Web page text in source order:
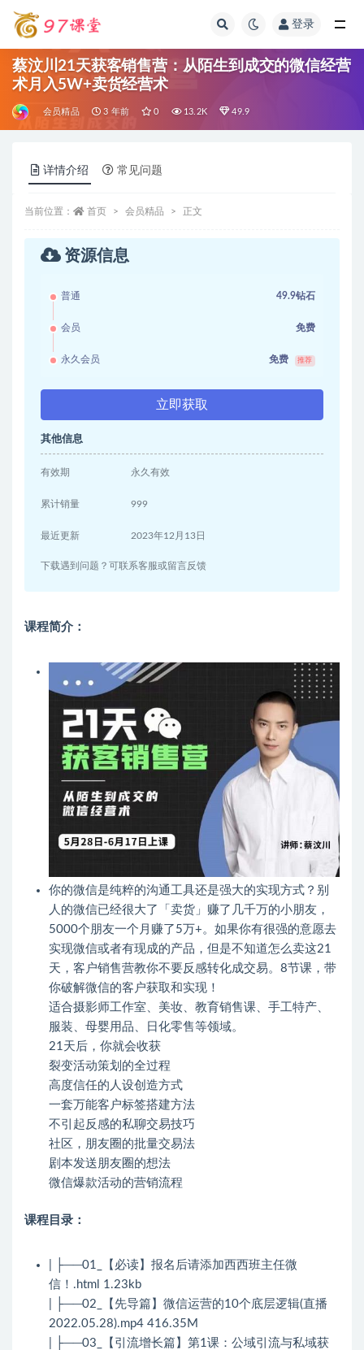
登录
蔡汶川21天获客销售营：从陌生到成交的微信经营
术月入5W+卖货经营术
会员精品 3 年前 0 13.2K 49.9
详情介绍 常见问题
当前位置： 首页 会员精品 正文
资源信息
普通 49.9钻石
会员 免费
永久会员 免费 推荐
立即获取
其他信息
有效期 永久有效
累计销量 999
最近更新 2023年12月13日
下载遇到问题？可联系客服或留言反馈
课程简介：
你的微信是纯粹的沟通工具还是强大的实现方式？别
人的微信已经很大了「卖货」赚了几千万的小朋友，
5000个朋友一个月赚了5万+。如果你有很强的意愿去
实现微信或者有现成的产品，但是不知道怎么卖这21
天，客户销售营教你不要反感转化成交易。8节课，带
你破解微信的客户获取和实现！
适合摄影师工作室、美妆、教育销售课、手工特产、
服装、母婴用品、日化零售等领域。
21天后，你就会收获
裂变活动策划的全过程
高度信任的人设创造方式
一套万能客户标签搭建方法
不引起反感的私聊交易技巧
社区，朋友圈的批量交易法
剧本发送朋友圈的想法
微信爆款活动的营销流程
课程目录：
| ├──01_【必读】报名后请添加西西班主任微
信！.html 1.23kb
| ├──02_【先导篇】微信运营的10个底层逻辑(直播
2022.05.28).mp4 416.35M
| ├──03_【引流增长篇】第1课：公域引流与私域获